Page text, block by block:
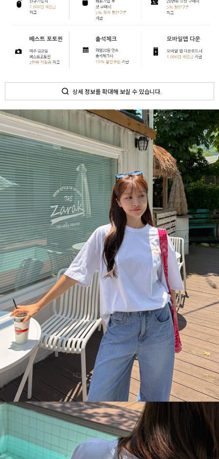
상세 정보를 확대해 보실 수 있습니다.